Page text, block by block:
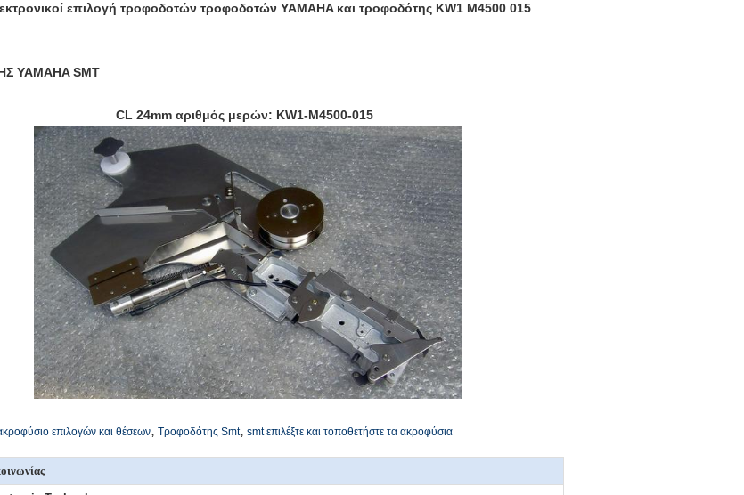
επιλογή τροφοδοτών τροφοδοτών YAMAHA και τροφοδότης KW1 M4500 015
YAMAHA SMT
CL 24mm αριθμός μερών: KW1-M4500-015
επιλογών και θέσεων, Τροφοδότης Smt, smt επιλέξτε και τοποθετήστε τα ακροφύσια